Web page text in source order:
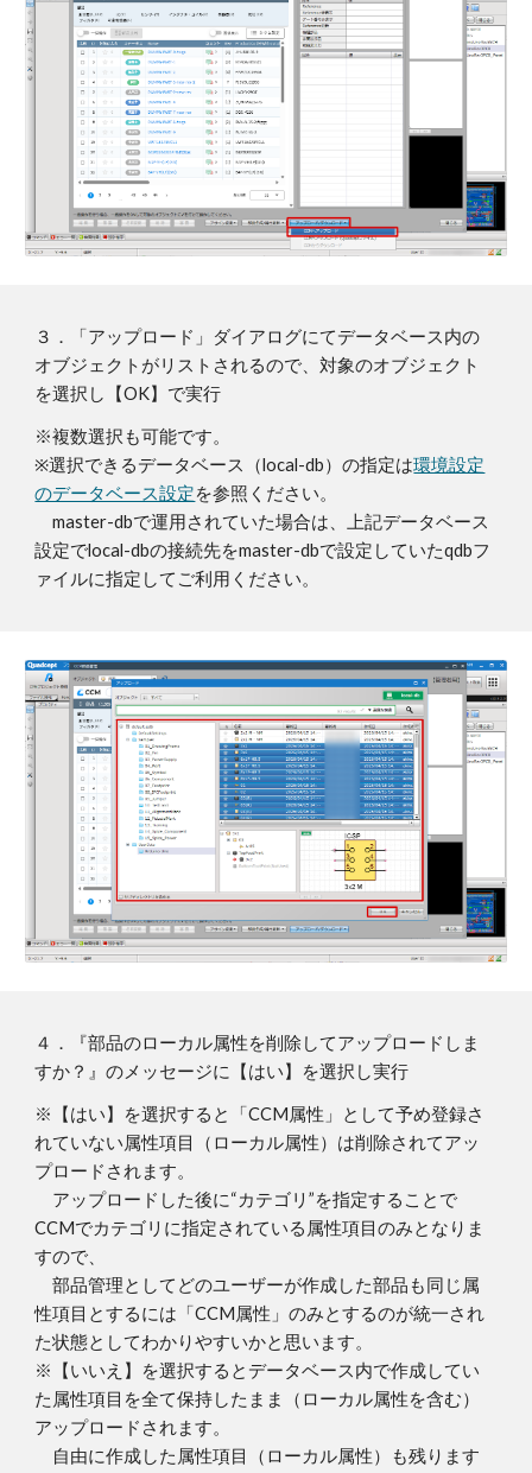
３．「アップロード」ダイアログにてデータベース内の
オブジェクトがリストされるので、対象のオブジェクト
を選択し【OK】で実行
※複数選択も可能です。
※選択できるデータベース（local-db）の指定は環境設定
のデータベース設定を参照ください。
master-dbで運用されていた場合は、上記データベース
設定でlocal-dbの接続先をmaster-dbで設定していたqdbフ
ァイルに指定してご利用ください。
４ ．
『部品のローカル属性を削除してアップロードしま
すか？』のメッセージに【はい】を選択し実行
※【はい】を選択すると「CCM属性」として予め登録さ
れていない属性項目（ローカル属性）は削除されてアッ
プロードされます。
アップロードした後に“カテゴリ”を指定することで
CCMでカテゴリに指定されている属性項目のみとなりま
すので、
部品管理としてどのユーザーが作成した部品も同じ属
性項目とするには「CCM属性」のみとするのが統一され
た状態としてわかりやすいかと思います。
※【いいえ】を選択するとデータベース内で作成してい
た属性項目を全て保持したまま（ローカル属性を含む）
アップロードされます。
自由に作成した属性項目（ローカル属性）も残ります